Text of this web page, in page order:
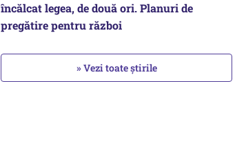
încălcat legea, de două ori. Planuri de
pregătire pentru război
» Vezi toate știrile